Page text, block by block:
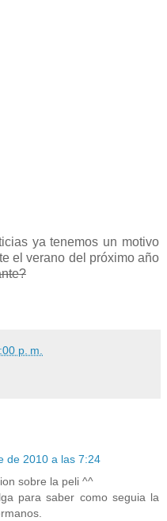
ya tenemos un motivo
el verano del próximo año
p. m.
de 2010 a las 7:24
sobre la peli ^^
para saber como seguia la